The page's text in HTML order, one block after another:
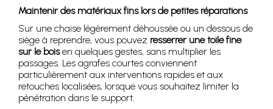
Maintenir des matériaux fins lors de petites réparations
Sur une chaise légèrement déhoussée ou un dessous de
siège à reprendre, vous pouvez resserrer une toile fine
sur le boisen quelques gestes, sans multiplier les
passages. Les agrafes courtes conviennent
particulièrement aux interventions rapides et aux
retouches localisées, lorsque vous souhaitez limiter la
pénétration dans le support.